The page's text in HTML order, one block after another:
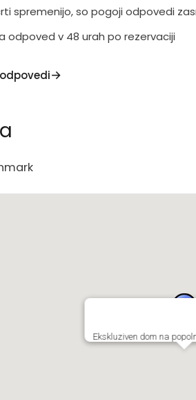
spremenijo, so pogoji odpovedi
odpoved v 48 urah po rezervaciji
Ekskluziven dom na